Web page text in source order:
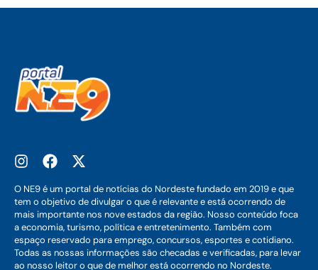
O NE9 é um portal de notícias do Nordeste fundado em 2019 e que
tem o objetivo de divulgar o que é relevante e está ocorrendo de
mais importante nos nove estados da região. Nosso conteúdo foca
a economia, turismo, política e entretenimento. Também com
espaço reservado para emprego, concursos, esportes e cotidiano.
Todas as nossas informações são checadas e verificadas, para levar
ao nosso leitor o que de melhor está ocorrendo no Nordeste.